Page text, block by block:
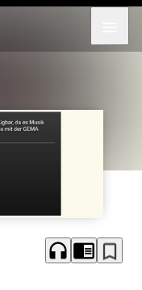
headphones chrome_reader_mode bookmark_border